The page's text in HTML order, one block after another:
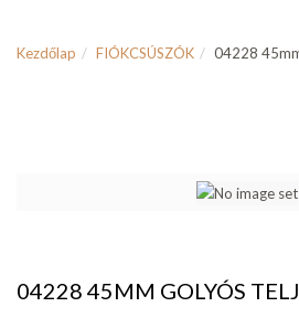
Kezdőlap FIÓKCSÚSZÓK 04228
04228 45MM GOLYÓS